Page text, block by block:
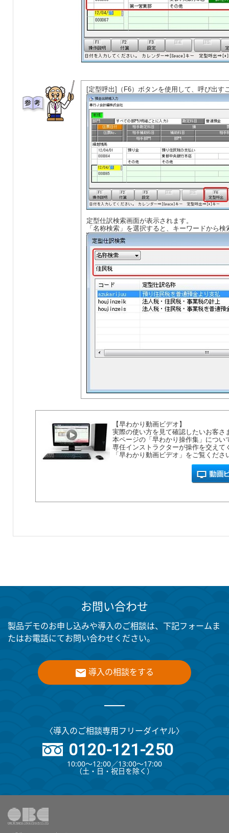
[定型呼出]（F6）ボタンを使用して、呼び出す
定型仕訳検索画面が表示されます。
「名称検索」を選択すると、キーワードから
【早わかり動画ビデオ】
実際の使い方を見て確認したいお客さ
本ページの「早わかり操作集」につい
専任インストラクターが操作を交えて
「早わかり動画ビデオ」をご覧くださ
お問い合わせ
製品デモのお申し込みや導入のご相談は、下記フォームま
たはお電話にてお問い合わせください。
導入の相談をする
〈導入のご相談専用フリーダイヤル〉
0120-121-250
10:00～12:00∕13:00～17:00
（⼟・⽇・祝⽇を除く）